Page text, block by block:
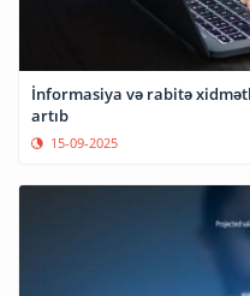
İnformasiya və rabitə
artıb
15-09-2025